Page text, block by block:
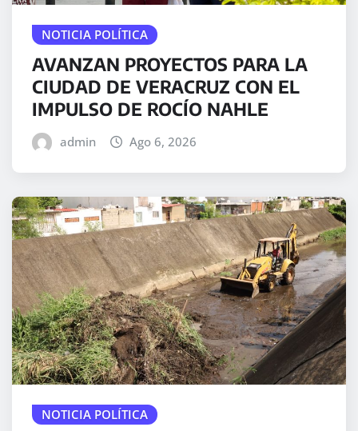
NOTICIA POLÍTICA
AVANZAN PROYECTOS PARA LA
CIUDAD DE VERACRUZ CON EL
IMPULSO DE ROCÍO NAHLE
admin Ago 6, 2026
NOTICIA POLÍTICA